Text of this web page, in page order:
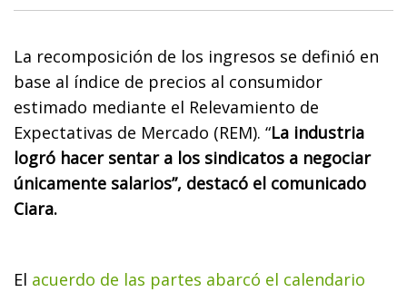
La recomposición de los ingresos se definió en
base al índice de precios al consumidor
estimado mediante el Relevamiento de
Expectativas de Mercado (REM). “La industria
logró hacer sentar a los sindicatos a negociar
únicamente salarios”, destacó el comunicado
Ciara.
El acuerdo de las partes abarcó el calendario